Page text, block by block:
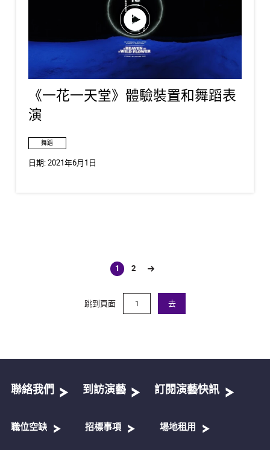
《一花一天堂》體驗裝置和舞蹈表
演
舞蹈
日期:2021年6月1日
1
(current)
2
跳到頁面 去
聯絡我們 到訪演藝 訂閱演藝快訊
職位空缺 招標事項 場地租用